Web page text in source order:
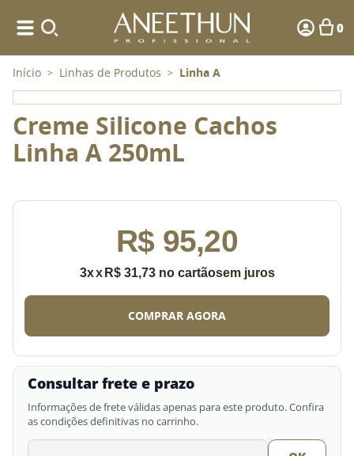
0
Início > Linhas de Produtos > Linha A
Creme Silicone Cachos
Linha A 250mL
R$ 95,20
3 x R$ 31,73 sem juros
COMPRAR AGORA
Consultar frete e prazo
Informações de frete válidas apenas para este produto. Confira
as condições definitivas no carrinho.